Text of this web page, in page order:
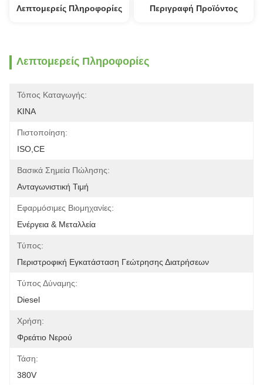
Λεπτομερείς Πληροφορίες Περιγραφή Προϊόντος
Λεπτομερείς Πληροφορίες
Τόπος Καταγωγής:
ΚΙΝΑ
Πιστοποίηση:
ISO,CE
Βασικά Σημεία Πώλησης:
Ανταγωνιστική Τιμή
Εφαρμόσιμες Βιομηχανίες:
Ενέργεια & Μεταλλεία
Τύπος:
Περιστροφική Εγκατάσταση Γεώτρησης Διατρήσεων
Τύπος Δύναμης:
Diesel
Χρήση:
Φρεάτιο Νερού
Τάση:
380V